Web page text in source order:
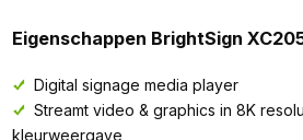
Eigenschappen BrightSign
Digital signage media player
Streamt video & graphics in 8K
kleurweergave